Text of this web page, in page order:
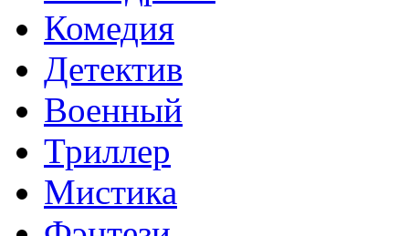
Комедия
Детектив
Военный
Триллер
Мистика